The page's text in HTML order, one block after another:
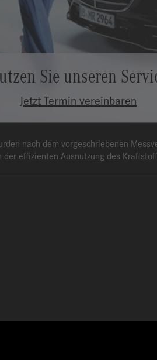
Sie unseren
Jetzt Termin vereinbaren
nach dem vorgeschriebenen
effizienten Ausnutzung des